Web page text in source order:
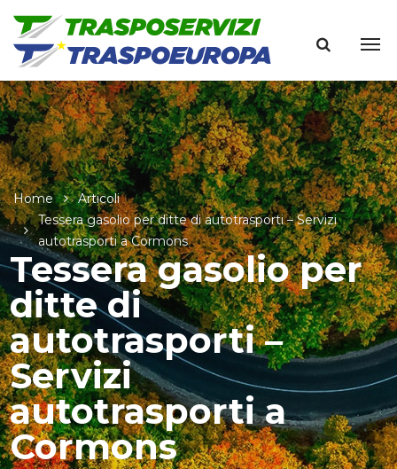
Home
Articoli
Tessera gasolio per ditte di autotrasporti – Servizi
autotrasporti a Cormons
Tessera gasolio per
ditte di
autotrasporti –
Servizi
autotrasporti a
Cormons